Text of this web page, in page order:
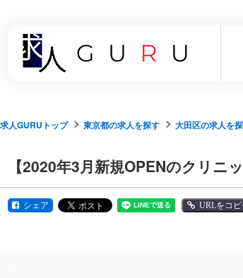
求人GURUトップ 東京都の求人を探す 大田区の求人を
【2020年3月新規OPENのクリ
シェア URLをコピ